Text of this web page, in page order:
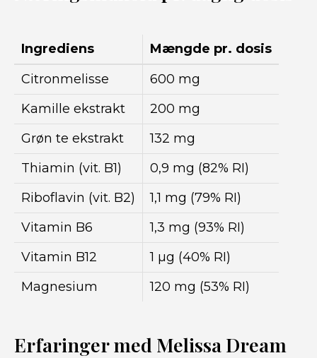
Ingrediens
Mængde pr. dosis
Citronmelisse
600 mg
Kamille ekstrakt
200 mg
Grøn te ekstrakt
132 mg
Thiamin (vit. B1)
0,9 mg (82% RI)
Riboflavin (vit. B2)
1,1 mg (79% RI)
Vitamin B6
1,3 mg (93% RI)
Vitamin B12
1 µg (40% RI)
Magnesium
120 mg (53% RI)
Erfaringer med Melissa Dream